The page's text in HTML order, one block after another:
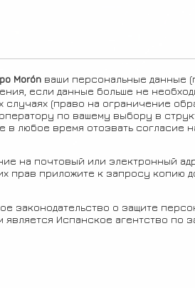
Morón ваши персональные данные
если данные больше не
(право на ограничение
по вашему выбору в
в любое время отозвать
на почтовый или электронный
прав приложите к запросу копию
законодательство о защите
Испанское агентство по